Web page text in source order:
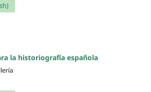
la historiografía española